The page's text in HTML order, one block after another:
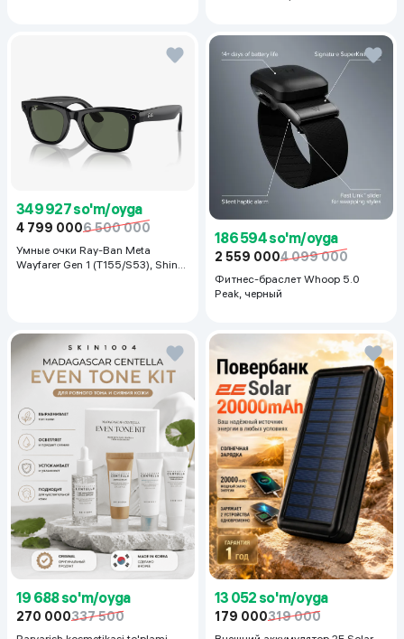
349 927 so'm/oyga
4 799 0006 500 000
Умные очки Ray-Ban Meta
Wayfarer Gen 1 (T155/S53), Shiny
186 594 so'm/oyga
2 559 0004 099 000
Фитнес-браслет Whoop 5.0
Peak, черный
19 688 so'm/oyga
270 000337 500
13 052 so'm/oyga
179 000319 000